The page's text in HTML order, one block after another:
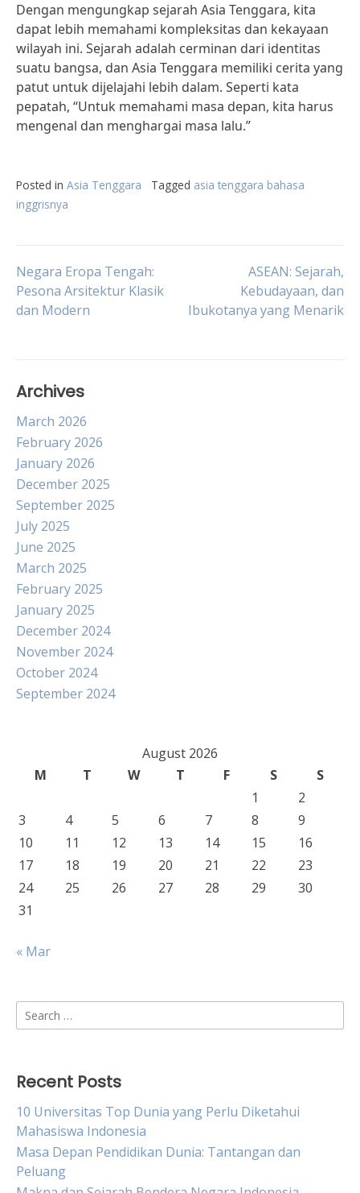
Dengan mengungkap sejarah Asia Tenggara, kita
dapat lebih memahami kompleksitas dan kekayaan
wilayah ini. Sejarah adalah cerminan dari identitas
suatu bangsa, dan Asia Tenggara memiliki cerita yang
patut untuk dijelajahi lebih dalam. Seperti kata
pepatah, “Untuk memahami masa depan, kita harus
mengenal dan menghargai masa lalu.”
Posted in Asia Tenggara Tagged asia tenggara bahasa
inggrisnya
Post
navigation
Negara Eropa Tengah:
Pesona Arsitektur Klasik
dan Modern
ASEAN: Sejarah,
Kebudayaan, dan
Ibukotanya yang Menarik
Archives
March 2026
February 2026
January 2026
December 2025
September 2025
July 2025
June 2025
March 2025
February 2025
January 2025
December 2024
November 2024
October 2024
September 2024
August 2026
M
T W T F S
S
1
2
3
4 5 6 7 8
9
10
11 12 13 14 15
16
17
18 19 20 21 22
23
24
25 26 27 28 29
30
31
« Mar
Search
for:
Recent Posts
10 Universitas Top Dunia yang Perlu Diketahui
Mahasiswa Indonesia
Masa Depan Pendidikan Dunia: Tantangan dan
Peluang